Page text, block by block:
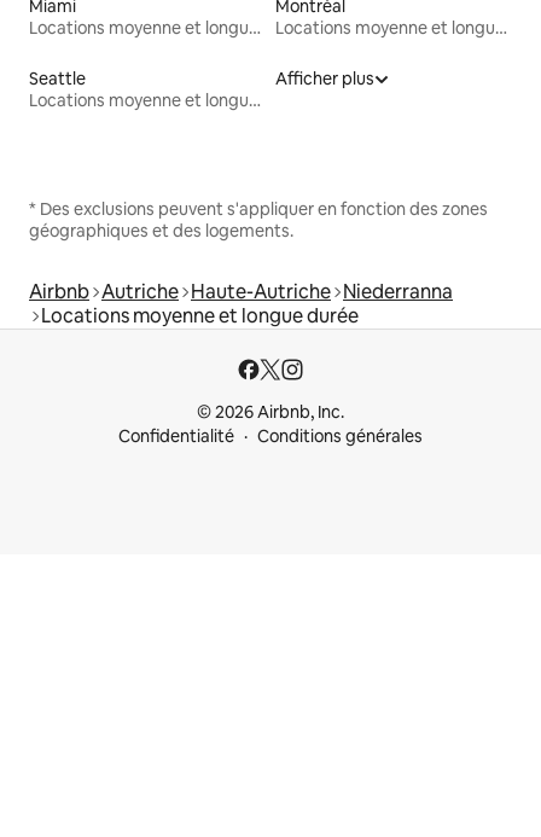
Miami
Locations moyenne et longue durée
Montréal
Locations moyenne et longue durée
Seattle
Locations moyenne et longue durée
Afficher plus
* Des exclusions peuvent s'appliquer en fonction des zones
géographiques et des logements.
Airbnb Autriche Haute-Autriche Niederranna
Locations moyenne et longue durée
© 2026 Airbnb, Inc.
Confidentialité
Conditions générales